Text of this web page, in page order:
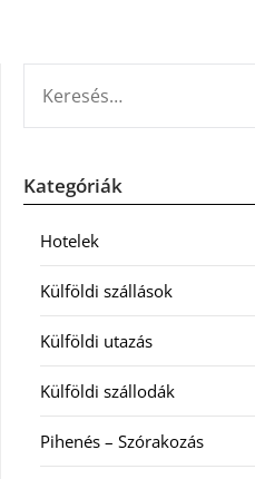
Kategóriák
Hotelek
Külföldi szállások
Külföldi utazás
Külföldi szállodák
Pihenés – Szórakozás